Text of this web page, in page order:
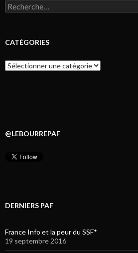
Rechercher :
CATÉGORIES
Catégories
@LEBOURREPAF
DERNIERS PAF
France Info et la peur du SSF*
19 septembre 2016